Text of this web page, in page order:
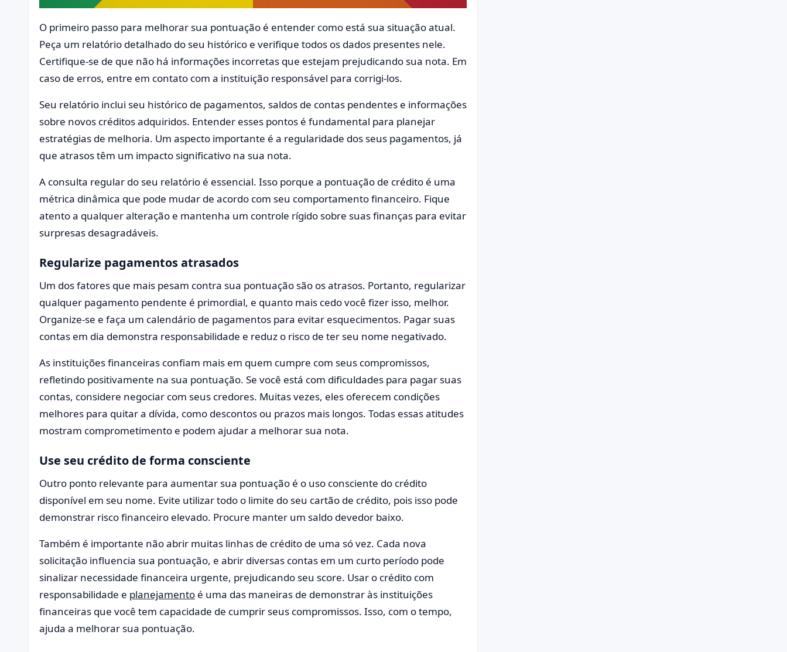
O primeiro passo para melhorar sua pontuação é entender como está sua situação atual.
Peça um relatório detalhado do seu histórico e verifique todos os dados presentes nele.
Certifique-se de que não há informações incorretas que estejam prejudicando sua nota. Em
caso de erros, entre em contato com a instituição responsável para corrigi-los.
Seu relatório inclui seu histórico de pagamentos, saldos de contas pendentes e informações
sobre novos créditos adquiridos. Entender esses pontos é fundamental para planejar
estratégias de melhoria. Um aspecto importante é a regularidade dos seus pagamentos, já
que atrasos têm um impacto significativo na sua nota.
A consulta regular do seu relatório é essencial. Isso porque a pontuação de crédito é uma
métrica dinâmica que pode mudar de acordo com seu comportamento financeiro. Fique
atento a qualquer alteração e mantenha um controle rígido sobre suas finanças para evitar
surpresas desagradáveis.
Regularize pagamentos atrasados
Um dos fatores que mais pesam contra sua pontuação são os atrasos. Portanto, regularizar
qualquer pagamento pendente é primordial, e quanto mais cedo você fizer isso, melhor.
Organize-se e faça um calendário de pagamentos para evitar esquecimentos. Pagar suas
contas em dia demonstra responsabilidade e reduz o risco de ter seu nome negativado.
As instituições financeiras confiam mais em quem cumpre com seus compromissos,
refletindo positivamente na sua pontuação. Se você está com dificuldades para pagar suas
contas, considere negociar com seus credores. Muitas vezes, eles oferecem condições
melhores para quitar a dívida, como descontos ou prazos mais longos. Todas essas atitudes
mostram comprometimento e podem ajudar a melhorar sua nota.
Use seu crédito de forma consciente
Outro ponto relevante para aumentar sua pontuação é o uso consciente do crédito
disponível em seu nome. Evite utilizar todo o limite do seu cartão de crédito, pois isso pode
demonstrar risco financeiro elevado. Procure manter um saldo devedor baixo.
Também é importante não abrir muitas linhas de crédito de uma só vez. Cada nova
solicitação influencia sua pontuação, e abrir diversas contas em um curto período pode
sinalizar necessidade financeira urgente, prejudicando seu score. Usar o crédito com
responsabilidade e planejamento é uma das maneiras de demonstrar às instituições
financeiras que você tem capacidade de cumprir seus compromissos. Isso, com o tempo,
ajuda a melhorar sua pontuação.